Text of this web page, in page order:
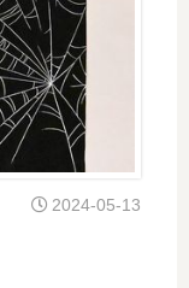
2024-05-13